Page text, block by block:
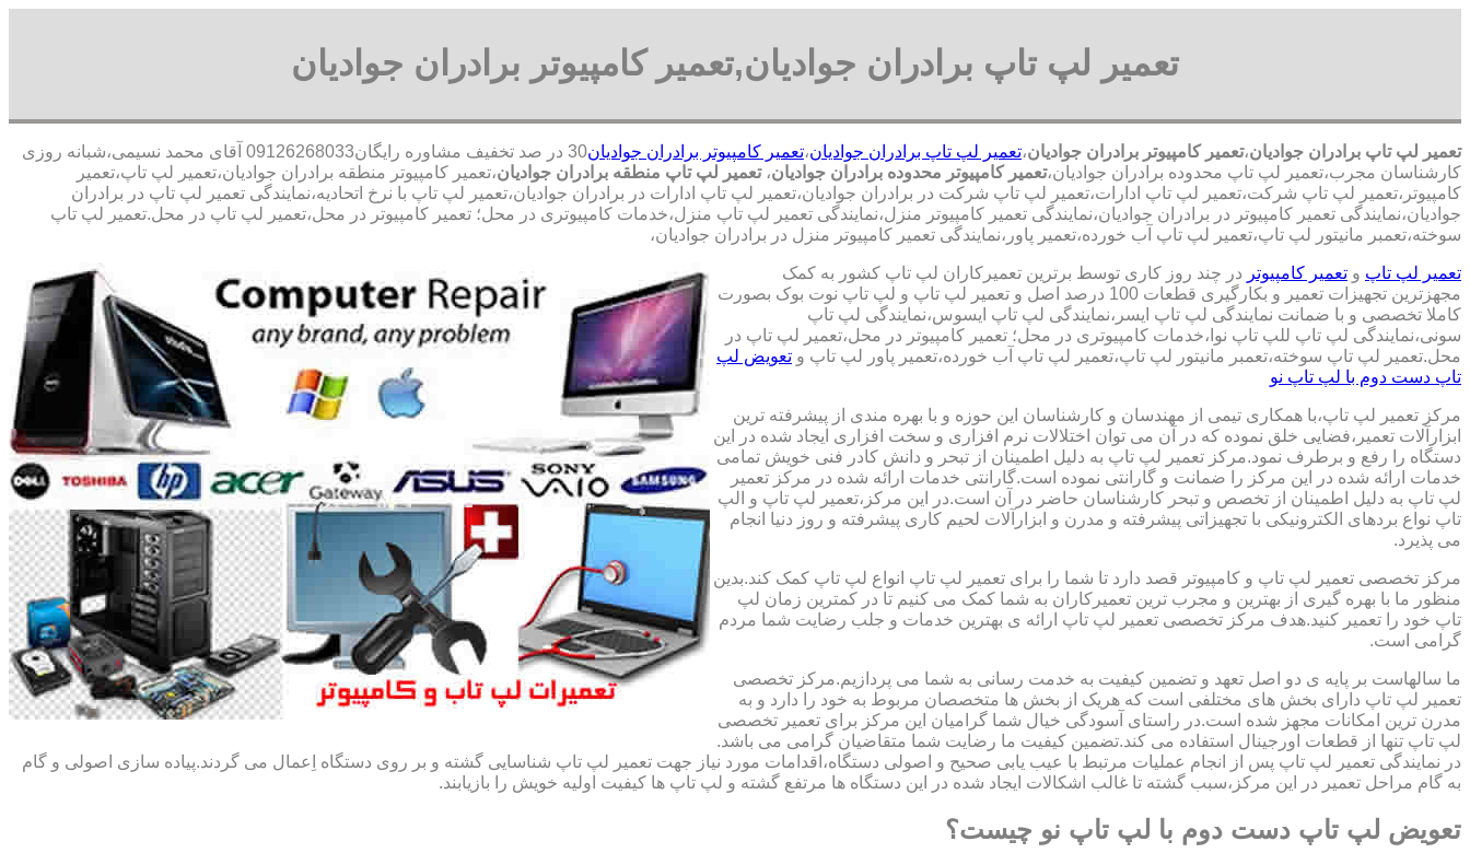
تعمیر لپ تاپ برادران جوادیان,تعمیر کامپیوتر برادران جوادیان
تعمیر لپ تاپ برادران جوادیان،تعمیر کامپیوتر برادران جوادیان،تعمیر لپ تاپ برادران جوادیان،تعمیر کامپیوتر برادران جوادیان
30 در صد تخفیف مشاوره رایگان09126268033 آقای محمد نسیمی،شبانه روزی
کارشناسان مجرب،تعمیر لپ تاپ محدوده برادران جوادیان،تعمیر کامپیوتر محدوده برادران جوادیان، تعمیر لپ تاپ منطقه برادران جوادیان،تعمیر کامپیوتر منطقه برادران جوادیان،تعمیر لپ تاپ،تعمیر
کامپیوتر،تعمیر لپ تاپ شرکت،تعمیر لپ تاپ ادارات،تعمیر لپ تاپ شرکت در برادران جوادیان،تعمیر لپ تاپ ادارات در برادران جوادیان،تعمیر لپ تاپ با نرخ اتحادیه،نمایندگی تعمیر لپ تاپ در برادران
جوادیان،نمایندگی تعمیر کامپیوتر در برادران جوادیان،نمایندگی تعمیر کامپیوتر منزل،نمایندگی تعمیر لپ تاپ منزل،خدمات کامپیوتری در محل؛ تعمیر کامپیوتر در محل،تعمیر لپ تاپ در محل.تعمیر لپ تاپ
سوخته،تعمبر مانیتور لپ تاپ،تعمیر لپ تاپ آب خورده،تعمیر پاور،نمایندگی تعمیر کامپیوتر منزل در برادران جوادیان،
تعمیر لپ تاپ و تعمیر کامپیوتر در چند روز کاری توسط برترین تعمیرکاران لپ تاپ کشور به کمک
مجهزترین تجهیزات تعمیر و بکارگیری قطعات 100 درصد اصل و تعمیر لپ تاپ و لپ تاپ نوت بوک بصورت
کاملا تخصصی و با ضمانت نمایندگی لپ تاپ ایسر،نمایندگی لپ تاپ ایسوس،نمایندگی لپ تاپ
سونی،نمایندگی لپ تاپ للپ تاپ نوا،خدمات کامپیوتری در محل؛ تعمیر کامپیوتر در محل،تعمیر لپ تاپ در
محل.تعمیر لپ تاپ سوخته،تعمبر مانیتور لپ تاپ،تعمیر لپ تاپ آب خورده،تعمیر پاور لپ تاپ و تعویض لپ
تاپ دست دوم با لپ تاپ نو
مرکز تعمیر لپ تاپ،با همکاری تیمی از مهندسان و کارشناسان این حوزه و با بهره مندی از پیشرفته ترین
ابزارآلات تعمیر،فضایی خلق نموده که در آن می توان اختلالات نرم افزاری و سخت افزاری ایجاد شده در این
دستگاه را رفع و برطرف نمود.مرکز تعمیر لپ تاپ به دلیل اطمینان از تبحر و دانش کادر فنی خویش تمامی
خدمات ارائه شده در این مرکز را ضمانت و گارانتی نموده است.گارانتی خدمات ارائه شده در مرکز تعمیر
لپ تاپ به دلیل اطمینان از تخصص و تبحر کارشناسان حاضر در آن است.در این مرکز،تعمیر لپ تاپ و الپ
تاپ نواع بردهای الکترونیکی با تجهیزاتی پیشرفته و مدرن و ابزارآلات لحیم کاری پیشرفته و روز دنیا انجام
می پذیرد.
مرکز تخصصی تعمیر لپ تاپ و کامپیوتر قصد دارد تا شما را برای تعمیر لپ تاپ انواع لپ تاپ کمک کند.بدین
منظور ما با بهره گیری از بهترین و مجرب ترین تعمیرکاران به شما کمک می کنیم تا در کمترین زمان لپ
تاپ خود را تعمیر کنید.هدف مرکز تخصصی تعمیر لپ تاپ ارائه ی بهترین خدمات و جلب رضایت شما مردم
گرامی است.
ما سالهاست بر پایه ی دو اصل تعهد و تضمین کیفیت به خدمت رسانی به شما می پردازیم.مرکز تخصصی
تعمیر لپ تاپ دارای بخش های مختلفی است که هریک از بخش ها متخصصان مربوط به خود را دارد و به
مدرن ترین امکانات مجهز شده است.در راستای آسودگی خیال شما گرامیان این مرکز برای تعمیر تخصصی
لپ تاپ تنها از قطعات اورجینال استفاده می کند.تضمین کیفیت ما رضایت شما متقاضیان گرامی می باشد.
در نمایندگی تعمیر لپ تاپ پس از انجام عملیات مرتبط با عیب یابی صحیح و اصولی دستگاه،اقدامات مورد نیاز جهت تعمیر لپ تاپ شناسایی گشته و بر روی دستگاه اِعمال می گردند.پیاده سازی اصولی و گام
به گام مراحل تعمیر در این مرکز،سبب گشته تا غالب اشکالات ایجاد شده در این دستگاه ها مرتفع گشته و لپ تاپ ها کیفیت اولیه خویش را بازیابند.
تعویض لپ تاپ دست دوم با لپ تاپ نو چیست؟